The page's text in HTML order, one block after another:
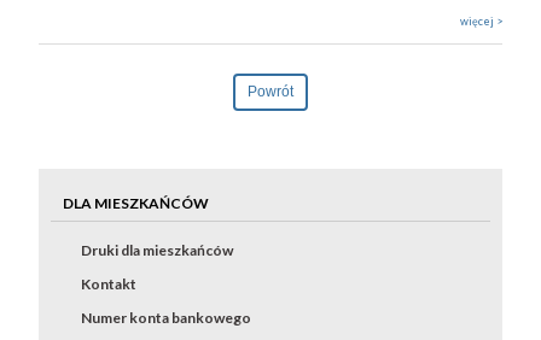
więcej >
Powrót
DLA MIESZKAŃCÓW
Druki dla mieszkańców
Kontakt
Numer konta bankowego